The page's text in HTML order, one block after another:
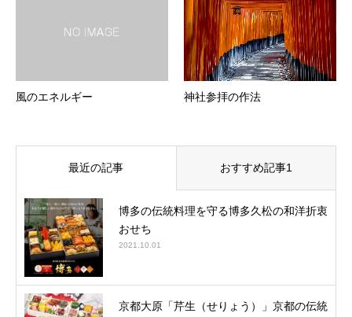
風のエネルギー 神社参拝の作法
最近の記事 おすすめ記事1
博多の伝統料理を守る博多久松の和洋折衷
おせち
2021.10.01
京都大原「芹生（せりょう）」京都の伝統